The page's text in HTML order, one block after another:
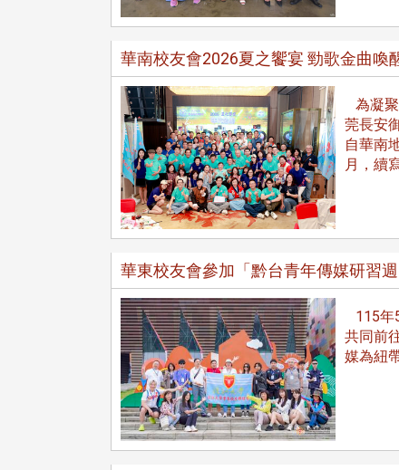
華南校友會2026夏之饗宴 勁歌金曲喚
為凝
莞長安
自華南
月，續
華東校友會參加「黔台青年傳媒研習
115年
共同前
媒為紐
個人資料保護聲明
配合「個人資料保護法」之施
並導入個資管理，對於校友之
資料應盡善良管理人之責任，
息
歡迎訂閱校友e報！